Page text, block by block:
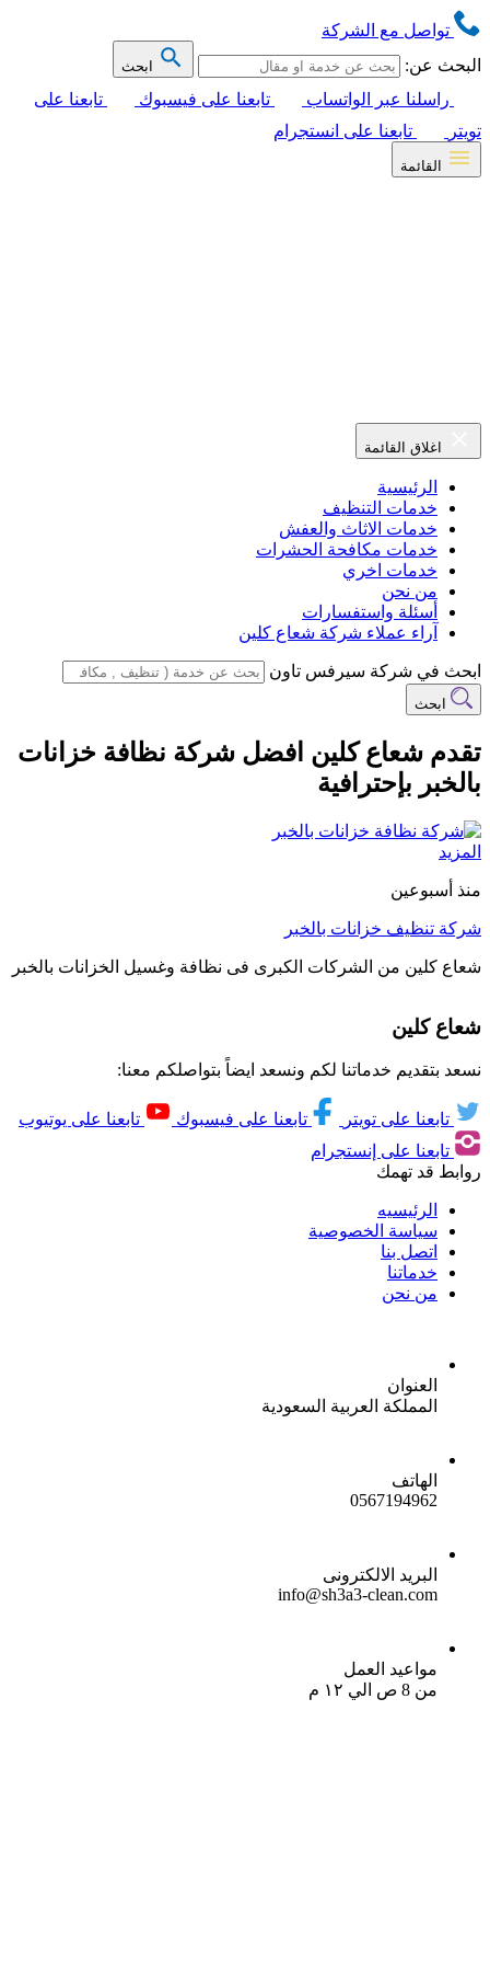
تواصل مع الشركة
البحث عن:
ابحث
راسلنا عبر الواتساب تابعنا على فيسبوك
تابعنا على
تويتر
تابعنا على انستجرام
القائمة
اغلاق القائمة
الرئيسية
خدمات التنظيف
خدمات الاثاث والعفش
خدمات مكافحة الحشرات
خدمات اخري
من نحن
أسئلة واستفسارات
آراء عملاء شركة شعاع كلين
ابحث في شركة سيرفس تاون
ابحث
تقدم شعاع كلين افضل شركة نظافة خزانات
بالخبر بإحترافية
المزيد
منذ أسبوعين
شركة تنظيف خزانات بالخبر
شعاع كلين من الشركات الكبرى فى نظافة وغسيل الخزانات بالخبر
شعاع كلين
نسعد بتقديم خدماتنا لكم ونسعد ايضاً بتواصلكم معنا:
تابعنا على تويتر تابعنا على فيسبوك
تابعنا على يوتيوب
تابعنا على إنستجرام
روابط قد تهمك
الرئيسيه
سياسة الخصوصية
اتصل بنا
خدماتنا
من نحن
العنوان
المملكة العربية السعودية
الهاتف
0567194962
البريد الالكترونى
info@sh3a3-clean.com
مواعيد العمل
من 8 ص الي ١٢ م